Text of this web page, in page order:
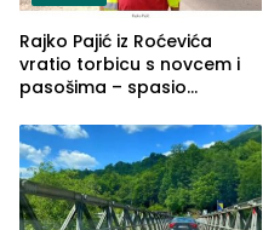
Rajko Pajić iz Roćevića
vratio torbicu s novcem i
pasošima – spasio
Grčkoj